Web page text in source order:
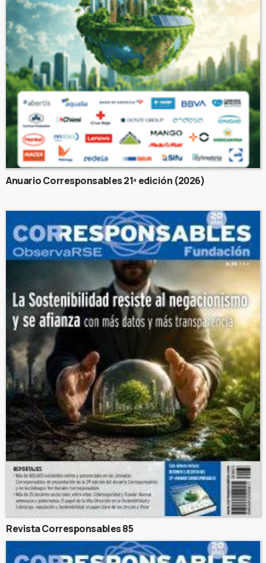
Anuario Corresponsables 21ª edición (2026)
Revista Corresponsables 85